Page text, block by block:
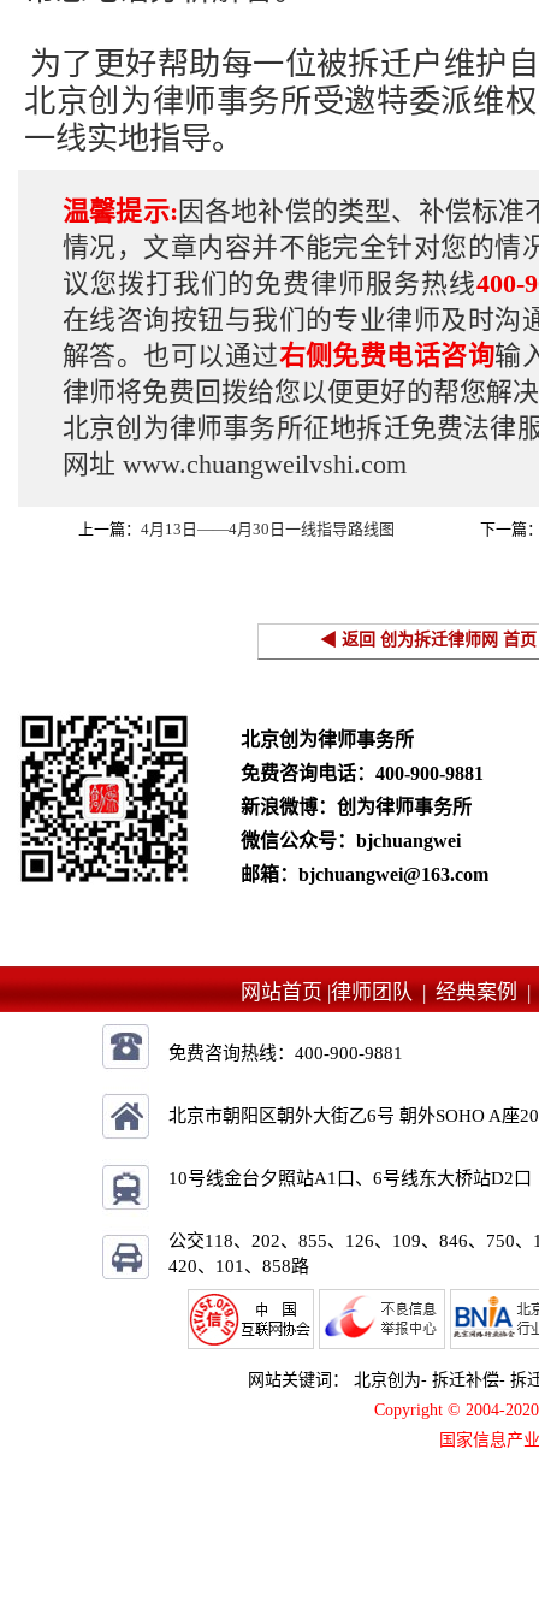
为了更好帮助每一位被拆迁户维护
北京创为律师事务所受邀特委派维
一线实地指导。
温馨提示:因各地补偿的类型、补偿标准
情况，文章内容并不能完全针对您的情
议您拨打我们的免费律师服务热线400-
在线咨询按钮与我们的专业律师及时沟
解答。也可以通过右侧免费电话咨询输
律师将免费回拨给您以便更好的帮您解
北京创为律师事务所征地拆迁免费法律
网址 www.chuangweilvshi.com
上一篇： 4月13日——4月30日一线指导路线图 下一篇
◀ 返回 创为拆迁律师网 首
北京创为律师事务所
免费咨询电话： 400-900-9881
新浪微博：创为律师事务所
微信公众号：bjchuangwei
邮箱：bjchuangwei@163.com
网站首页 |律师团队 |经典案例
免费咨询热线：400-900-9881
北京市朝阳区朝外大街乙6号 朝外SOHO A座
10号线金台夕照站A1口、6号线东大桥站D2口
公交118、202、855、126、109、846、750、
420、101、858路
网站关键词： 北京创为- 拆迁补偿- 拆
Copyright © 2004-
国家信息产